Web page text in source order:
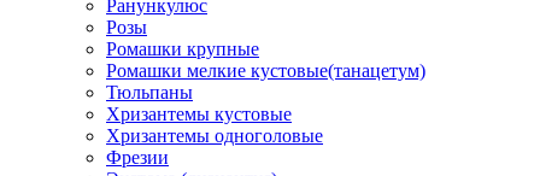
Ранункулюс
Розы
Ромашки крупные
Ромашки мелкие кустовые(танацетум)
Тюльпаны
Хризантемы кустовые
Хризантемы одноголовые
Фрезии